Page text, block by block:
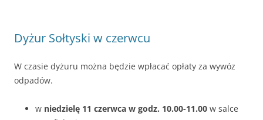
Dyżur Sołtyski w czerwcu
W czasie dyżuru można będzie wpłacać opłaty za wywóz
odpadów.
w niedzielę 11 czerwca w godz. 10.00-11.00 w salce